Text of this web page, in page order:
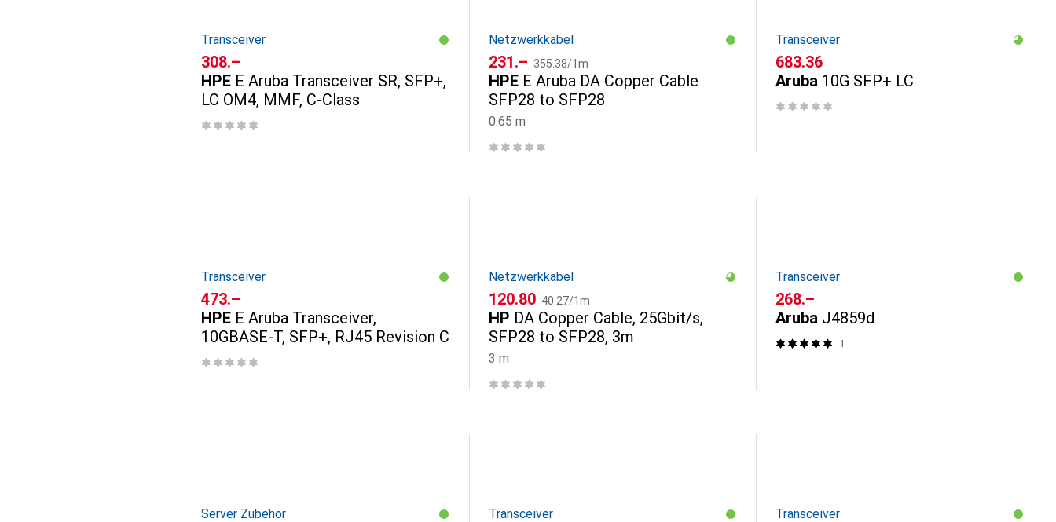
Transceiver
CHF
308.–
HPE E Aruba Transceiver SR, SFP+,
LC OM4, MMF, C-Class
Netzwerkkabel
CHF
231.– CHF
355.38/1m
HPE E Aruba DA Copper Cable
SFP28 to SFP28
0.65 m
Transceiver
CHF
683.36
Aruba 10G SFP+ LC
Transceiver
CHF
473.–
HPE E Aruba Transceiver,
10GBASE-T, SFP+, RJ45 Revision C
Netzwerkkabel
CHF
120.80 CHF
40.27/1m
HP DA Copper Cable, 25Gbit/s,
SFP28 to SFP28, 3m
3 m
Transceiver
CHF
268.–
Aruba J4859d
1
Server Zubehör Transceiver Transceiver